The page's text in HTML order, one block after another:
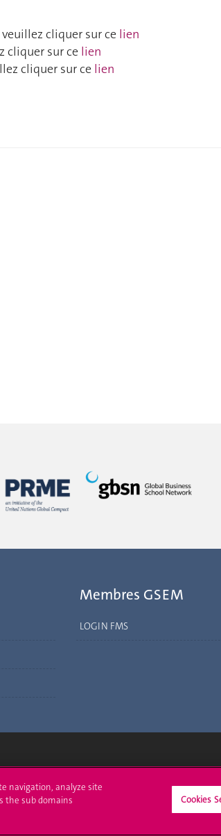
cliquer sur ce lien
cliquer sur ce lien
cliquer sur ce lien
Membres GSEM
LOGIN FMS
navigation, analyze site
the sub domains
Cookies